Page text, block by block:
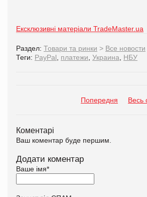
Ексклюзивні матеріали TradeMaster.ua
Раздел: Товари та ринки > Все новости
Теги: PayPal, платежи, Украина, НБУ
Попередня Весь
Коментарі
Ваш коментар буде першим.
Додати коментар
Ваше імя*